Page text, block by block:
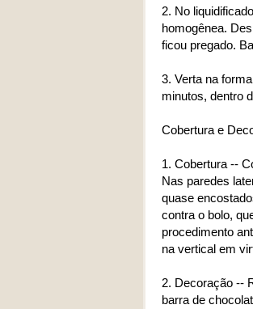
2. No
homogênea.
ficou pregado.
3. Verta na
minutos, dentro
Cobertura e
1. Cobertura --
Nas paredes
quase
contra o bolo,
procedimento
na vertical em
2. Decoração --
barra de